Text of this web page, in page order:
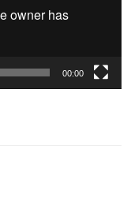
00:00